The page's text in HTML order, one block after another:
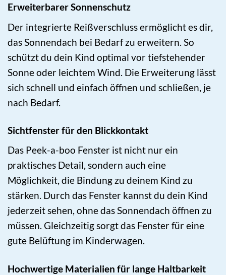
Erweiterbarer Sonnenschutz
Der integrierte Reißverschluss ermöglicht es dir,
das Sonnendach bei Bedarf zu erweitern. So
schützt du dein Kind optimal vor tiefstehender
Sonne oder leichtem Wind. Die Erweiterung lässt
sich schnell und einfach öffnen und schließen, je
nach Bedarf.
Sichtfenster für den Blickkontakt
Das Peek-a-boo Fenster ist nicht nur ein
praktisches Detail, sondern auch eine
Möglichkeit, die Bindung zu deinem Kind zu
stärken. Durch das Fenster kannst du dein Kind
jederzeit sehen, ohne das Sonnendach öffnen zu
müssen. Gleichzeitig sorgt das Fenster für eine
gute Belüftung im Kinderwagen.
Hochwertige Materialien für lange Haltbarkeit